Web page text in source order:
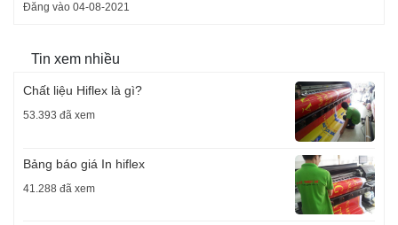
Đăng vào 04-08-2021
Tin xem nhiều
Chất liệu Hiflex là gì?
53.393 đã xem
Bảng báo giá In hiflex
41.288 đã xem